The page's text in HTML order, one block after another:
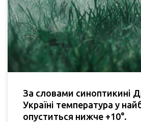
За словами синоптикині
Україні температура у
опуститься нижче +10°.